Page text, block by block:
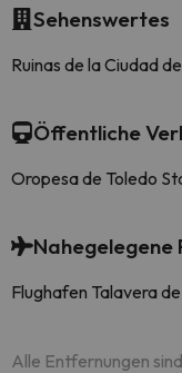
Sehenswertes
Ruinas de la Ciudad
Öffentliche
Oropesa de Toledo
Nahegelegene
Flughafen Talavera
Alle Entfernungen